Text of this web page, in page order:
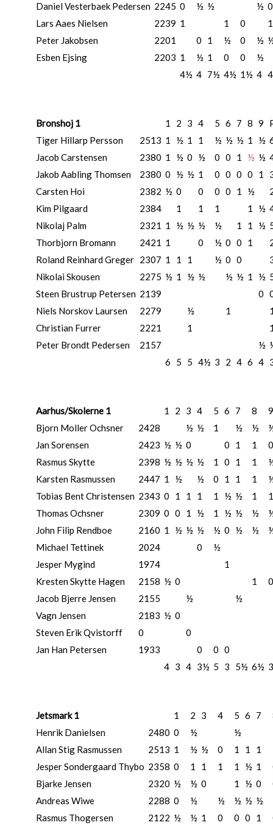
Daniel Vesterbaek Pedersen 2245 0 ½ ½ ½ 0
Lars Aaes Nielsen
2239 1 1 0
1
Peter Jakobsen
2201 0 1 ½ 0 ½
Esben Ejsing
2203 1 ½ 1 0 0
½
4½ 4 7½ 4½ 1½ 4 4
Bronshoj 1 1 2 3 4 5 6 7 8 9
Tiger Hillarp Persson
2513 1 ½ 1 1 ½ ½ ½ 1 ½
Jacob Carstensen
2380 1 ½ 0 ½ 0 0 1 ½ ½
Jakob Aabling Thomsen
2380 0 ½ ½ 1 0 0 0 0 1
Carsten Hoi
2382 ½ 0 0 0 0 1 ½
Kim Pilgaard
2384 1 1 1 1 ½
Nikolaj Palm
2321 1 ½ ½ ½ ½ 1 1 ½
Thorbjorn Bromann
2421 1 0 ½ 0 0 1
Roland Reinhard Greger 2307 1 1 1 ½ 0 0
Nikolai Skousen
2275 ½ 1 ½ ½ ½ ½ 1 ½
Steen Brustrup Petersen 2139 0
Niels Norskov Laursen
2279 ½ 1
Christian Furrer
2221 1
Peter Brondt Pedersen
2157 ½
6
5 5 4½ 3 2 4 6 4
Aarhus/Skolerne 1 1 2 3 4 5 6 7 8
9
Bjorn Moller Ochsner
2428 ½ ½ 1 ½ ½
Jan Sorensen
2423 ½ ½ 0 0 1 1
0
Rasmus Skytte
2398 ½ ½ ½ ½ 1 0 1 1
Karsten Rasmussen
2447 1 ½ ½ 0 1 1 1
Tobias Bent Christensen 2343 0 1 1 1 1 ½ ½ 1
1
Thomas Ochsner
2309 0 0 1 ½ 1 ½ ½ ½
John Filip Rendboe
2160 1 ½ ½ ½ ½ 0 ½ ½
Michael Tettinek
2024 0
½
Jesper Mygind
1974
1
Kresten Skytte Hagen
2158 ½ 0 1
0
Jacob Bjerre Jensen
2155 ½
½
Vagn Jensen
2183 ½ 0
Steven Erik Qvistorff
0
0
Jan Han Petersen
1933 0 0 0
4 3 4 3½ 5 3 5½ 6½
Jetsmark 1 1 2 3 4 5 6 7
Henrik Danielsen
2480 0 ½
½
Allan Stig Rasmussen
2513 1 ½ ½ 0 1 1 1
Jesper Sondergaard Thybo 2358 0 1 1 1 1 ½ 1
Bjarke Jensen
2320 ½ ½ 0 1 ½ 0
Andreas Wiwe
2288 0 ½ ½ ½ ½ ½
Rasmus Thogersen
2122 ½ ½ 1 0 0 0 1